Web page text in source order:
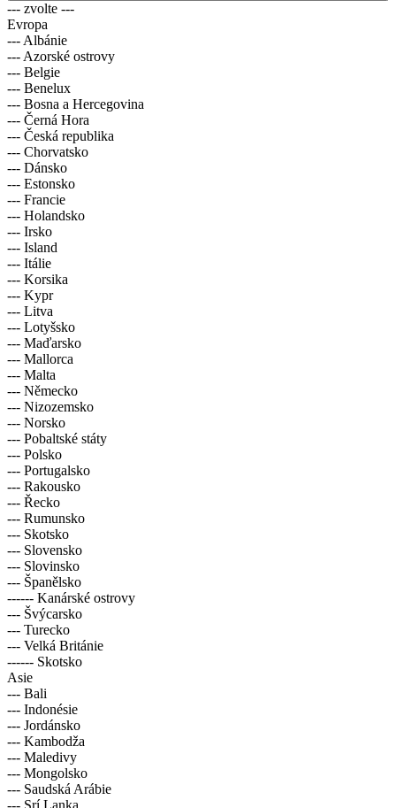
--- zvolte ---
Evropa
--- Albánie
--- Azorské ostrovy
--- Belgie
--- Benelux
--- Bosna a Hercegovina
--- Černá Hora
--- Česká republika
--- Chorvatsko
--- Dánsko
--- Estonsko
--- Francie
--- Holandsko
--- Irsko
--- Island
--- Itálie
--- Korsika
--- Kypr
--- Litva
--- Lotyšsko
--- Maďarsko
--- Mallorca
--- Malta
--- Německo
--- Nizozemsko
--- Norsko
--- Pobaltské státy
--- Polsko
--- Portugalsko
--- Rakousko
--- Řecko
--- Rumunsko
--- Skotsko
--- Slovensko
--- Slovinsko
--- Španělsko
------ Kanárské ostrovy
--- Švýcarsko
--- Turecko
--- Velká Británie
------ Skotsko
Asie
--- Bali
--- Indonésie
--- Jordánsko
--- Kambodža
--- Maledivy
--- Mongolsko
--- Saudská Arábie
--- Srí Lanka